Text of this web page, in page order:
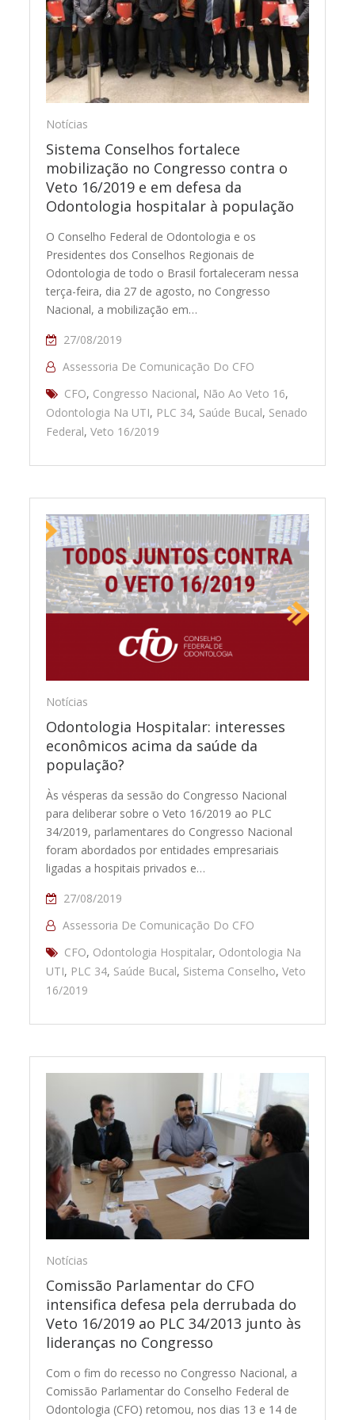
Notícias
Sistema Conselhos fortalece
mobilização no Congresso contra o
Veto 16/2019 e em defesa da
Odontologia hospitalar à população
O Conselho Federal de Odontologia e os
Presidentes dos Conselhos Regionais de
Odontologia de todo o Brasil fortaleceram nessa
terça-feira, dia 27 de agosto, no Congresso
Nacional, a mobilização em…
27/08/2019
Assessoria De Comunicação Do CFO
CFO, Congresso Nacional, Não Ao Veto 16,
Odontologia Na UTI, PLC 34, Saúde Bucal, Senado
Federal,Veto 16/2019
Notícias
Odontologia Hospitalar: interesses
econômicos acima da saúde da
população?
Às vésperas da sessão do Congresso Nacional
para deliberar sobre o Veto 16/2019 ao PLC
34/2019, parlamentares do Congresso Nacional
foram abordados por entidades empresariais
ligadas a hospitais privados e…
27/08/2019
Assessoria De Comunicação Do CFO
CFO, Odontologia Hospitalar, Odontologia Na
UTI, PLC 34, Saúde Bucal, Sistema Conselho,Veto
16/2019
Notícias
Comissão Parlamentar do CFO
intensifica defesa pela derrubada do
Veto 16/2019 ao PLC 34/2013 junto às
lideranças no Congresso
Com o fim do recesso no Congresso Nacional, a
Comissão Parlamentar do Conselho Federal de
Odontologia (CFO) retomou, nos dias 13 e 14 de